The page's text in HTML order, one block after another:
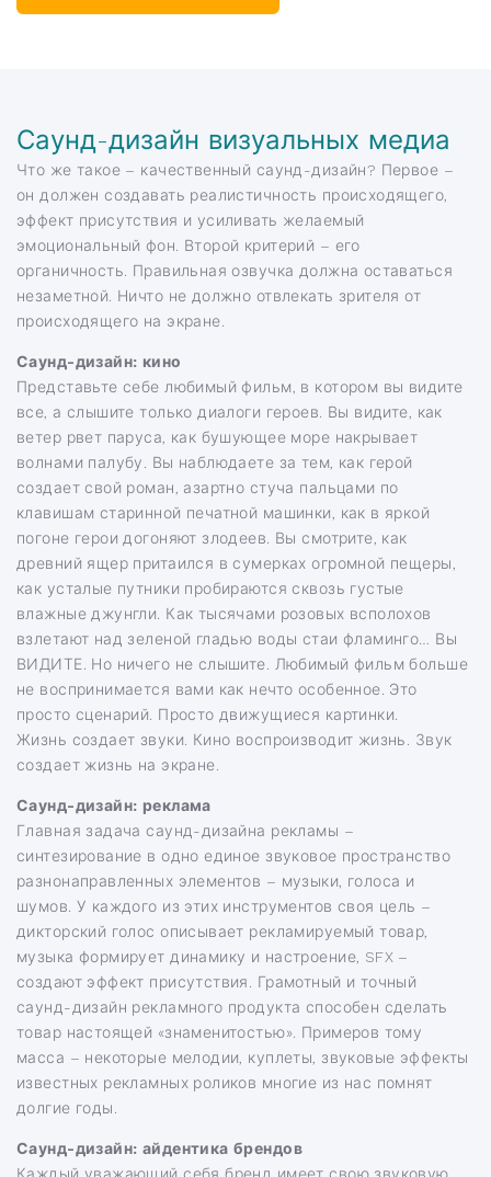
Саунд-дизайн визуальных медиа
Что же такое – качественный саунд-дизайн? Первое –
он должен создавать реалистичность происходящего,
эффект присутствия и усиливать желаемый
эмоциональный фон. Второй критерий – его
органичность. Правильная озвучка должна оставаться
незаметной. Ничто не должно отвлекать зрителя от
происходящего на экране.
Саунд-дизайн: кино
Представьте себе любимый фильм, в котором вы видите
все, а слышите только диалоги героев. Вы видите, как
ветер рвет паруса, как бушующее море накрывает
волнами палубу. Вы наблюдаете за тем, как герой
создает свой роман, азартно стуча пальцами по
клавишам старинной печатной машинки, как в яркой
погоне герои догоняют злодеев. Вы смотрите, как
древний ящер притаился в сумерках огромной пещеры,
как усталые путники пробираются сквозь густые
влажные джунгли. Как тысячами розовых всполохов
взлетают над зеленой гладью воды стаи фламинго… Вы
ВИДИТЕ. Но ничего не слышите. Любимый фильм больше
не воспринимается вами как нечто особенное. Это
просто сценарий. Просто движущиеся картинки.
Жизнь создает звуки. Кино воспроизводит жизнь. Звук
создает жизнь на экране.
Саунд-дизайн: реклама
Главная задача саунд-дизайна рекламы –
синтезирование в одно единое звуковое пространство
разнонаправленных элементов – музыки, голоса и
шумов. У каждого из этих инструментов своя цель –
дикторский голос описывает рекламируемый товар,
музыка формирует динамику и настроение, SFX –
создают эффект присутствия. Грамотный и точный
саунд-дизайн рекламного продукта способен сделать
товар настоящей «знаменитостью». Примеров тому
масса – некоторые мелодии, куплеты, звуковые эффекты
известных рекламных роликов многие из нас помнят
долгие годы.
Саунд-дизайн: айдентика брендов
Каждый уважающий себя бренд имеет свою звуковую